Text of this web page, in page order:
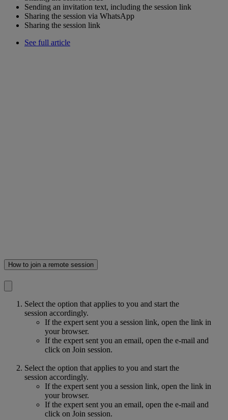
Sending an invitation text, including the session link
Sharing the session via WhatsApp
Sharing the session link
See full article
How to join a remote session
Select the option that applies to you and start the
session accordingly.
If the expert sent you a session link, open the link in
your browser.
If the expert sent you an email, open the e-mail and
click on Join session.
Select the option that applies to you and start the
session accordingly.
If the expert sent you a session link, open the link in
your browser.
If the expert sent you an email, open the e-mail and
click on Join session.